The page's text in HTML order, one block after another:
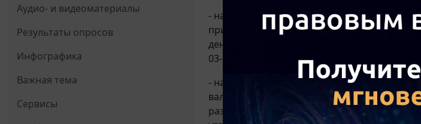
Аудио- и видеоматериалы
Результаты опросов
Инфографика
Важная тема
Сервисы
- на дату оплаты безналичным путем,
примененного банком. Курс обмена может
денежных средств на счете, заверенной
03-06/39749);
- на дату выдачи аванса по курсу
ЦБ РФ,
валюту в связи с отсутствием первичного
разъясняли, что в этой ситуации расходы